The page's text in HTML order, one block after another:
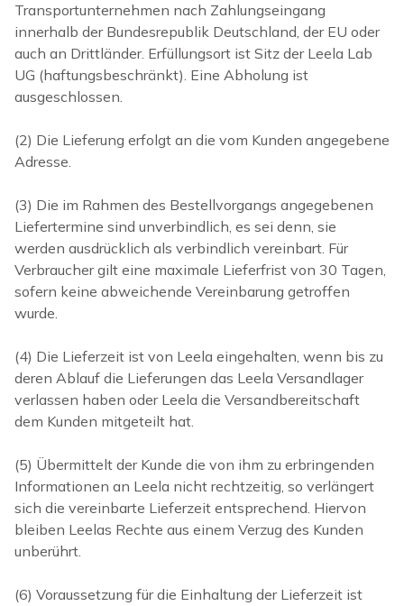
Transportunternehmen nach Zahlungseingang
innerhalb der Bundesrepublik Deutschland, der EU oder
auch an Drittländer. Erfüllungsort ist Sitz der Leela Lab
UG (haftungsbeschränkt). Eine Abholung ist
ausgeschlossen.
(2) Die Lieferung erfolgt an die vom Kunden angegebene
Adresse.
(3) Die im Rahmen des Bestellvorgangs angegebenen
Liefertermine sind unverbindlich, es sei denn, sie
werden ausdrücklich als verbindlich vereinbart. Für
Verbraucher gilt eine maximale Lieferfrist von 30 Tagen,
sofern keine abweichende Vereinbarung getroffen
wurde.
(4) Die Lieferzeit ist von Leela eingehalten, wenn bis zu
deren Ablauf die Lieferungen das Leela Versandlager
verlassen haben oder Leela die Versandbereitschaft
dem Kunden mitgeteilt hat.
(5) Übermittelt der Kunde die von ihm zu erbringenden
Informationen an Leela nicht rechtzeitig, so verlängert
sich die vereinbarte Lieferzeit entsprechend. Hiervon
bleiben Leelas Rechte aus einem Verzug des Kunden
unberührt.
(6) Voraussetzung für die Einhaltung der Lieferzeit ist